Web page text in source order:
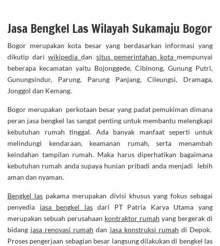
Jasa Bengkel Las Wilayah Sukamaju Bogor
Bogor merupakan kota besar yang berdasarkan informasi yang
dikutip dariwikipediadan situs pemerintahan kota mempunyai
beberapa kecamatan yaitu Bojonggede, Cibinong, Gunung Putri,
Gunungsindur, Parung, Parung Panjang, Cileungsi, Dramaga,
Jonggol dan Kemang.
Bogor merupakan perkotaan besar yang padat pemukiman dimana
peran jasa bengkel las sangat penting untuk membantu melengkapi
kebutuhan rumah tinggal. Ada banyak manfaat seperti untuk
melindungi kendaraan, keamanan rumah, serta menambah
keindahan tampilan rumah. Maka harus diperhatikan bagaimana
kebutuhan rumah anda supaya hunian pribadi anda menjadi lebih
aman dan nyaman.
Bengkel las pakama merupakan divisi khusus yang fokus sebagai
penyedia jasa bengkel lasdari PT Patria Karya Utama yang
merupakan sebuah perusahaan kontraktor rumah yang bergerak di
bidang jasa renovasi rumah dan jasa konstruksi rumah di Depok.
Proses pengerjaan sebagian besar langsung dilakukan di bengkel las